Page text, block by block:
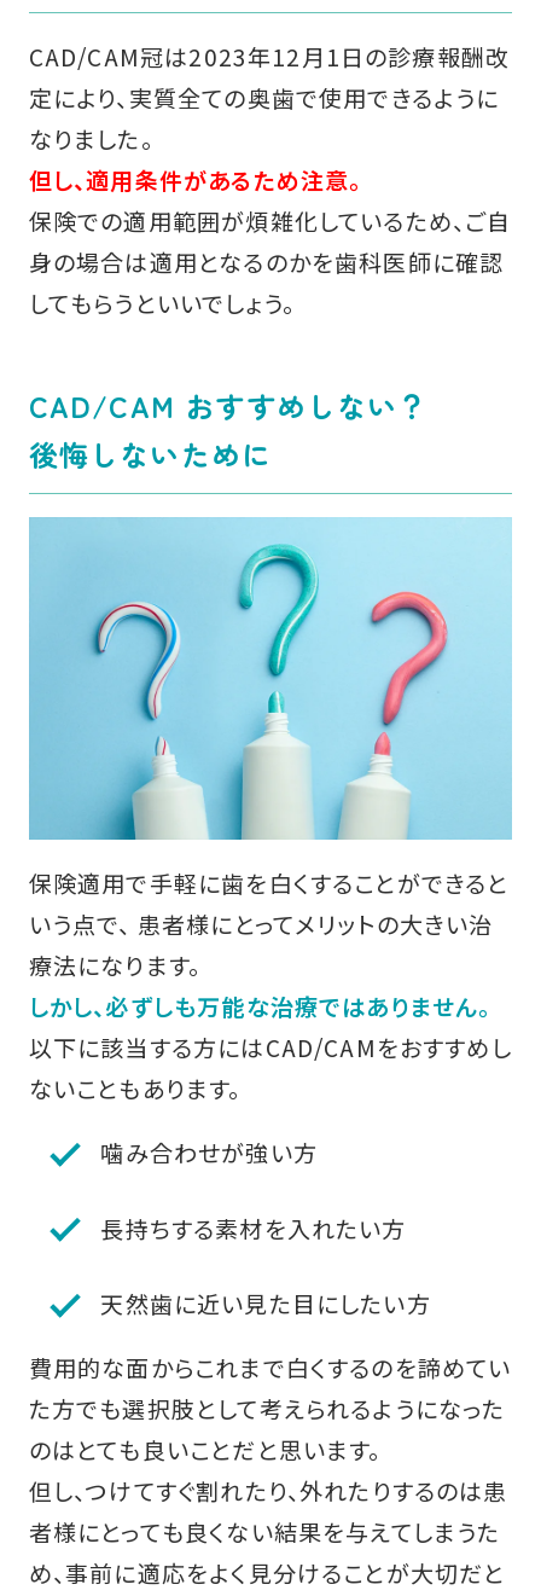
CAD/CAM冠は2023年12月1日の診療報酬改
定により、実質全ての奥歯で使用できるように
なりました。
但し、適用条件があるため注意。
保険での適用範囲が煩雑化しているため、ご自
身の場合は適用となるのかを歯科医師に確認
してもらうといいでしょう。
CAD/CAM おすすめしない？
後悔しないために
保険適用で手軽に歯を白くすることができると
いう点で、 患者様にとってメリットの大きい治
療法になります。
しかし、必ずしも万能な治療ではありません。
以下に該当する方にはCAD/CAMをおすすめし
ないこともあります。
噛み合わせが強い方
長持ちする素材を入れたい方
天然歯に近い見た目にしたい方
費用的な面からこれまで白くするのを諦めてい
た方でも選択肢として考えられるようになった
のはとても良いことだと思います。
但し、つけてすぐ割れたり、外れたりするのは患
者様にとっても良くない結果を与えてしまうた
め、事前に適応をよく見分けることが大切だと